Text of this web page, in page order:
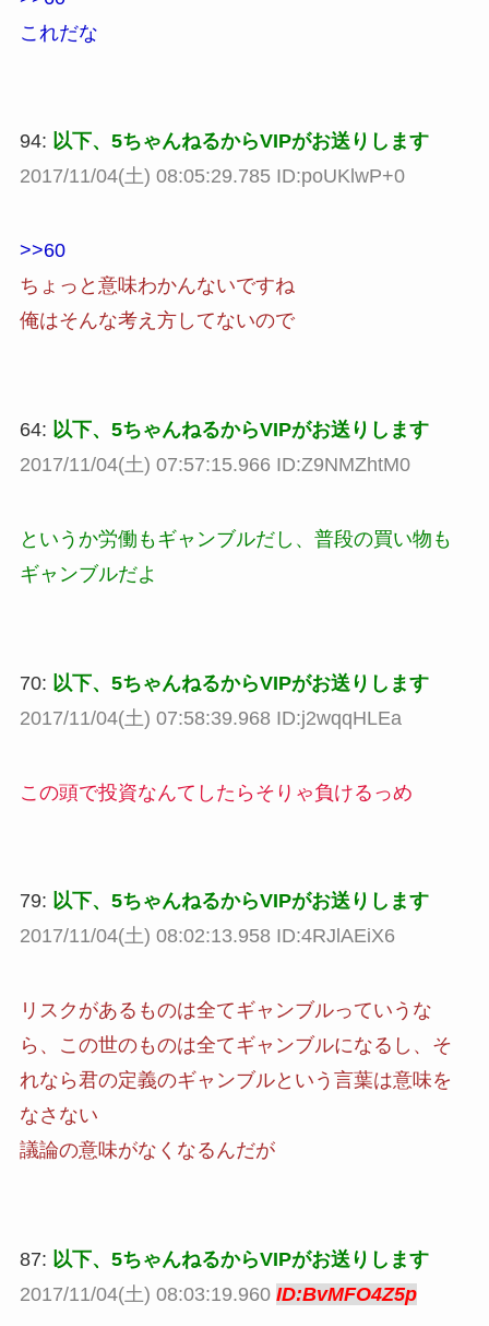
これだな
94: 以下、5ちゃんねるからVIPがお送りします
2017/11/04(土) 08:05:29.785 ID:poUKlwP+0
>>60
ちょっと意味わかんないですね
俺はそんな考え方してないので
64: 以下、5ちゃんねるからVIPがお送りします
2017/11/04(土) 07:57:15.966 ID:Z9NMZhtM0
というか労働もギャンブルだし、普段の買い物も
ギャンブルだよ
70: 以下、5ちゃんねるからVIPがお送りします
2017/11/04(土) 07:58:39.968 ID:j2wqqHLEa
この頭で投資なんてしたらそりゃ負けるっめ
79: 以下、5ちゃんねるからVIPがお送りします
2017/11/04(土) 08:02:13.958 ID:4RJlAEiX6
リスクがあるものは全てギャンブルっていうな
ら、この世のものは全てギャンブルになるし、そ
れなら君の定義のギャンブルという言葉は意味を
なさない
議論の意味がなくなるんだが
87: 以下、5ちゃんねるからVIPがお送りします
2017/11/04(土) 08:03:19.960 ID:BvMFO4Z5p